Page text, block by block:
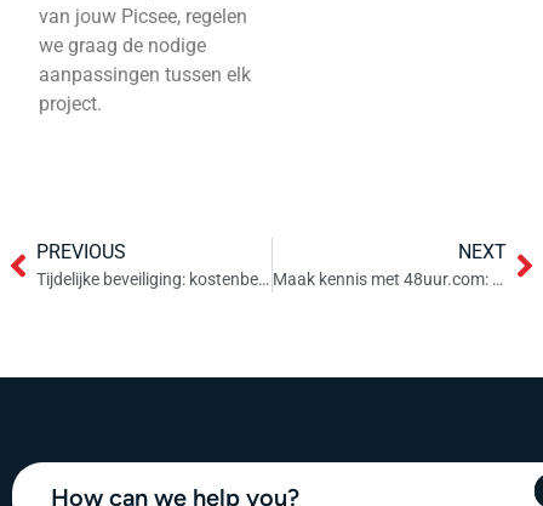
van jouw Picsee, regelen
we graag de nodige
aanpassingen tussen elk
project.
PREVIOUS
Tijdelijke beveiliging: kostenbesparing en efficiëntie tijdens kortlopende projecten
NEXT
Maak kennis met 48uur.com: onze vaste beveiliging!
How can we help you?